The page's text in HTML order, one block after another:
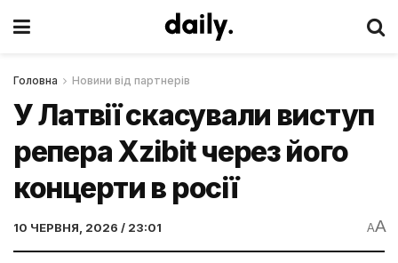
Головна Новини від партнерів
У Латвії скасували виступ
репера Xzibit через його
концерти в росії
10 ЧЕРВНЯ, 2026 / 23:01 AA